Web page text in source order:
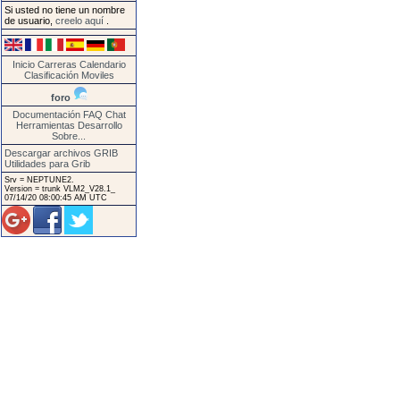
Si usted no tiene un nombre
de usuario, creelo aquí
Inicio Carreras Calendario
Clasificación Moviles
foro
Documentación FAQ Chat
Herramientas Desarrollo
Sobre...
Descargar archivos GRIB
Utilidades para Grib
Srv = NEPTUNE2.
Version = trunk VLM2_V28.1_
07/14/20 08:00:45 AM UTC